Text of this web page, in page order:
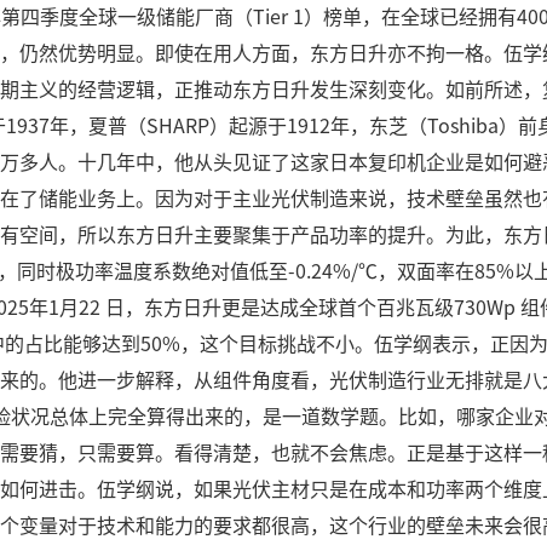
季度全球一级储能厂商（Tier 1）榜单，在全球已经拥有
然优势明显。即使在用人方面，东方日升亦不拘一格。伍
义的经营逻辑，正推动东方日升发生深刻变化。如前所述，
年，夏普（SHARP）起源于1912年，东芝（Toshiba）
人。十几年中，他从头见证了这家日本复印机企业是如何
储能业务上。因为对于主业光伏制造来说，技术壁垒虽然也
空间，所以东方日升主要聚集于产品功率的提升。为此，
同时极功率温度系数绝对值低至-0.24%/℃，双面率在85%以
年1月22 日，东方日升更是达成全球首个百兆瓦级730Wp
占比能够达到50%，这个目标挑战不小。伍学纲表示，正因
。他进一步解释，从组件角度看，光伏制造行业无排就是
况总体上完全算得出来的，是一道数学题。比如，哪家企业
猜，只需要算。看得清楚，也就不会焦虑。正是基于这样
进击。伍学纲说，如果光伏主材只是在成本和功率两个维
量对于技术和能力的要求都很高，这个行业的壁垒未来会